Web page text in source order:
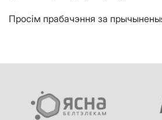
Просім прабачэння за